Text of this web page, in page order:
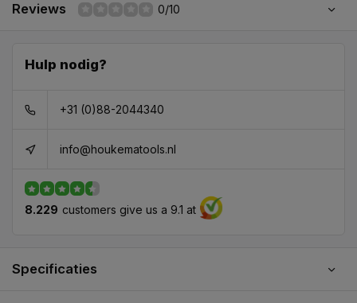
Reviews 0/10
Hulp nodig?
+31 (0)88-2044340
info@houkematools.nl
8.229 customers give us a 9.1 at
Specificaties